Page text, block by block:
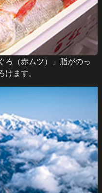
ろ（赤ムツ）」脂がのっ
ます。